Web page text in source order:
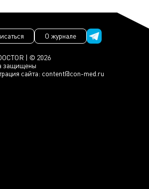
| © 2026
защищены
сайта: content@con-med.ru
О журнале